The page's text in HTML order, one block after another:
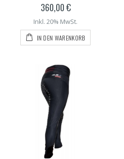
360,00 €
Inkl. 20% MwSt.
IN DEN WARENKORB